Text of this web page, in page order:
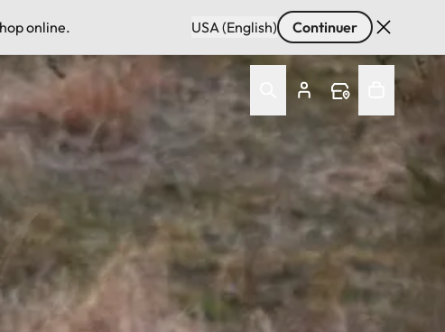
online. USA (English) Continuer